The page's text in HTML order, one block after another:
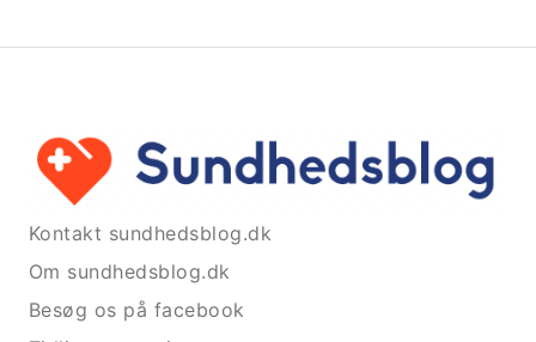
Kontakt sundhedsblog.dk
Om sundhedsblog.dk
Besøg os på facebook